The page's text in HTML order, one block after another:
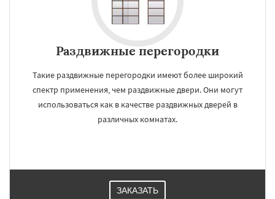
Раздвижные перегородки
Такие раздвижные перегородки имеют более широкий
спектр применения, чем раздвижные двери. Они могут
использоваться как в качестве раздвижных дверей в
различных комнатах.
ЗАКАЗАТЬ